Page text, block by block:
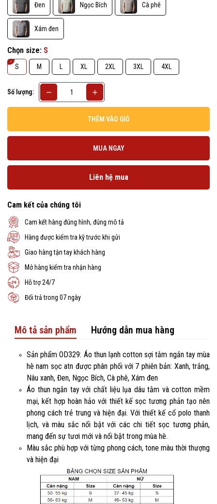
Đen Ngọc Bích Cà phê
Xám đen
Chọn size: S
S M L XL 2XL 3XL 4XL
Số lượng:
THÊM VÀO GIỎ
MUA NGAY
Liên hệ mua
Cam kết của chúng tôi
Cam kết hàng đúng hình, đúng mô tả
Hàng được kiểm tra kỹ trước khi gửi
Giao hàng tận tay khách hàng
Mở hàng kiểm tra nhận hàng
Hỗ trợ 24/7
Đổi trả trong 07 ngày
Mô tả sản phẩm Hướng dẫn mua hàng
Sản phẩm OD329: Áo thun lạnh cotton sợi tằm ngắn tay mùa
hè nam sọc atn được phân phối với 7 phiên bản: Xanh, trắng,
Nâu xanh, Đen, Ngọc Bích, Cà phê, Xám đen
Áo thun ngắn tay với chất liệu lụa dâu tằm và cotton mềm
mại, kết hợp hoàn hảo với thiết kế sọc tương phản tạo nên
phong cách trẻ trung và hiện đại. Với thiết kế cổ polo thanh
lịch, và màu sắc nổi bật với các chi tiết sọc tương phản,
mang đến sự tươi mới và nổi bật trong mùa hè.
Màu sắc phù hợp với từng phong cách, tone màu thời thượng
và hiện đại